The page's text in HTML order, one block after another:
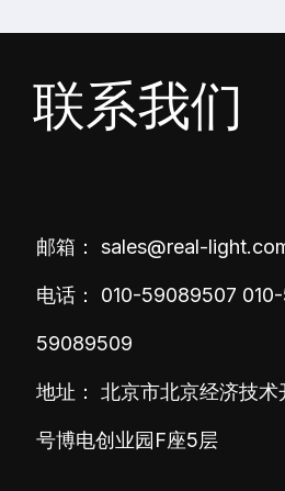
联系我们
邮箱： sales@real-
电话： 010-59089507
59089509
地址： 北京市北京经济技
号博电创业园F座5层